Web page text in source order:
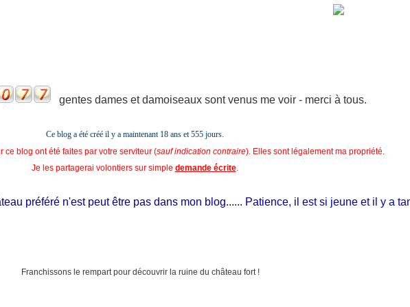
gentes dames et damoiseaux sont venus me voir - merci à tous.
Ce blog a été créé il y a maintenant 18 ans et555 jours.
ce blog ont été faites par votre serviteur (sauf indication contraire). Elles sont légalement ma propriété.
Je les partagerai volontiers sur simple demande écrite.
préféré n'est peut être pas dans mon blog...... Patience, il est si jeune et il y a tant